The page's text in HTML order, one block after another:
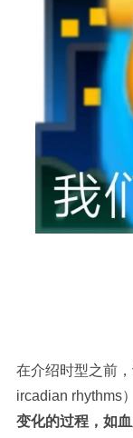
在介绍时型之前
ircadian rhythms）
变化的过程，如